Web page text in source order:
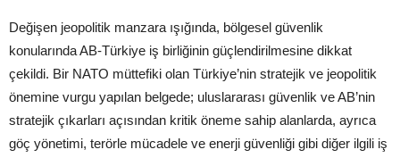
Değişen jeopolitik manzara ışığında, bölgesel güvenlik
konularında AB-Türkiye iş birliğinin güçlendirilmesine dikkat
çekildi. Bir NATO müttefiki olan Türkiye’nin stratejik ve jeopolitik
önemine vurgu yapılan belgede; uluslararası güvenlik ve AB’nin
stratejik çıkarları açısından kritik öneme sahip alanlarda, ayrıca
göç yönetimi, terörle mücadele ve enerji güvenliği gibi diğer ilgili iş